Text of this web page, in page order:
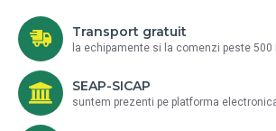
Transport gratuit
la echipamente si la comenzi peste 500
SEAP-SICAP
suntem prezenti pe platforma